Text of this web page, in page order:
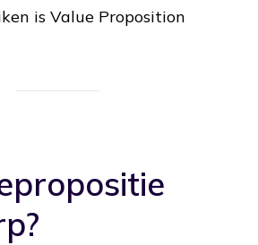
is Value Proposition